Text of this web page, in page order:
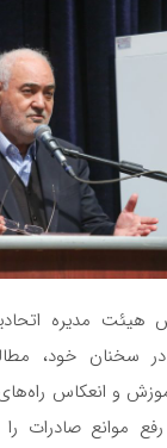
هیئت مدیره
سخنان خود،
و انعکاس راه‌های
موانع صادرات را